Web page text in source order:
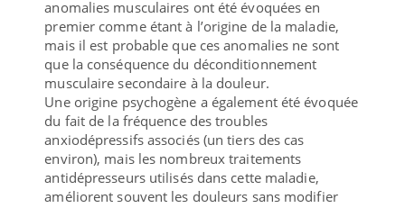
anomalies musculaires ont été évoquées en
premier comme étant à l’origine de la maladie,
mais il est probable que ces anomalies ne sont
que la conséquence du déconditionnement
musculaire secondaire à la douleur.
Une origine psychogène a également été évoquée
du fait de la fréquence des troubles
anxiodépressifs associés (un tiers des cas
environ), mais les nombreux traitements
antidépresseurs utilisés dans cette maladie,
améliorent souvent les douleurs sans modifier